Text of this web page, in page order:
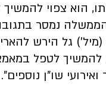
הוא צפוי
נמסר
גל הירש
לטפל